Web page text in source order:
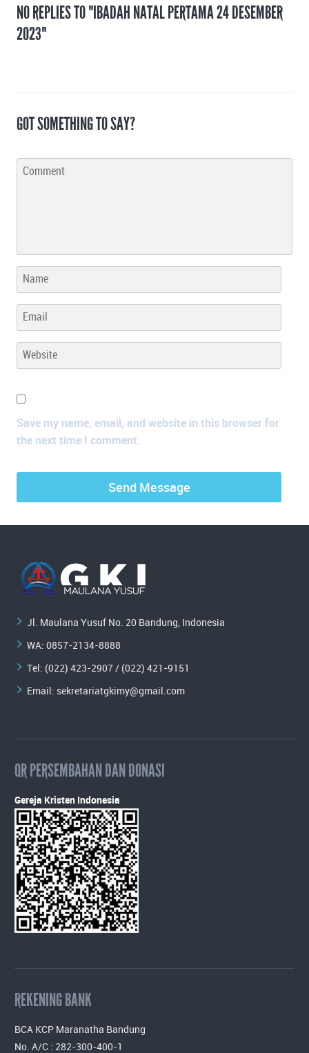
NO REPLIES TO "IBADAH NATAL PERTAMA 24 DESEMBER
2023"
GOT SOMETHING TO SAY?
Save my name, email, and website in this browser for
the next time I comment.
Jl. Maulana Yusuf No. 20 Bandung, Indonesia
WA: 0857-2134-8888
Tel: (022) 423-2907 / (022) 421-9151
Email: sekretariatgkimy@gmail.com
QR PERSEMBAHAN DAN DONASI
Gereja Kristen Indonesia
REKENING BANK
BCA KCP Maranatha Bandung
No. A/C : 282-300-400-1